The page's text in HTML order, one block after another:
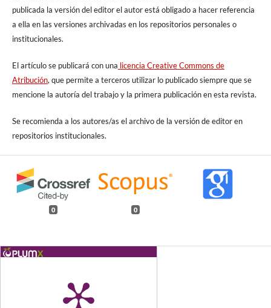
publicada la versión del editor el autor está obligado a hacer referencia
a ella en las versiones archivadas en los repositorios personales o
institucionales.
El artículo se publicará con una licencia Creative Commons de
Atribución, que permite a terceros utilizar lo publicado siempre que se
mencione la autoría del trabajo y la primera publicación en esta revista.
Se recomienda a los autores/as el archivo de la versión de editor en
repositorios institucionales.
0 0